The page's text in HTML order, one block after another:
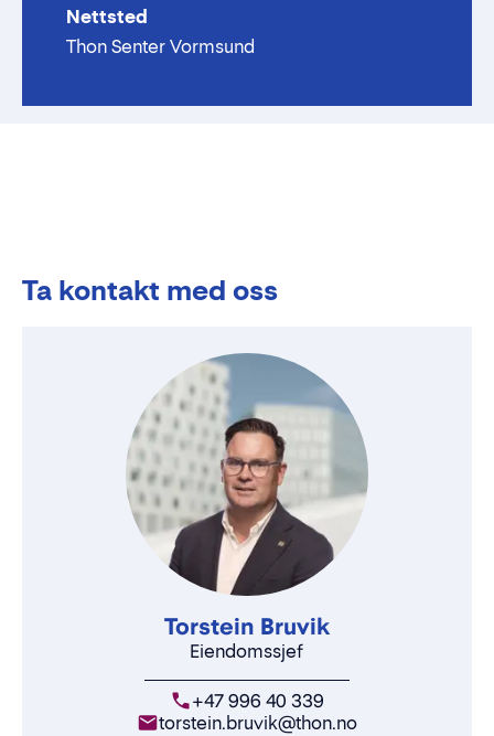
Nettsted
Thon Senter Vormsund
Ta kontakt med oss
Torstein Bruvik
Eiendomssjef
+47 996 40 339
torstein.bruvik@thon.no